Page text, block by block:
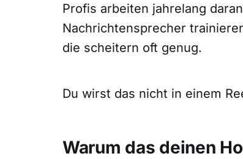
Profis arbeiten jahrelang
Nachrichtensprecher
die scheitern oft genug.
Du wirst das nicht in einem
Warum das deinen